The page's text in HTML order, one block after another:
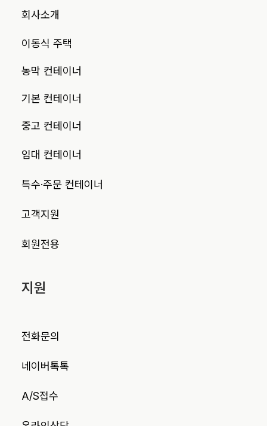
회사소개
이동식 주택
농막 컨테이너
기본 컨테이너
중고 컨테이너
임대 컨테이너
특수·주문 컨테이너
고객지원
회원전용
지원
전화문의
네이버톡톡
A/S접수